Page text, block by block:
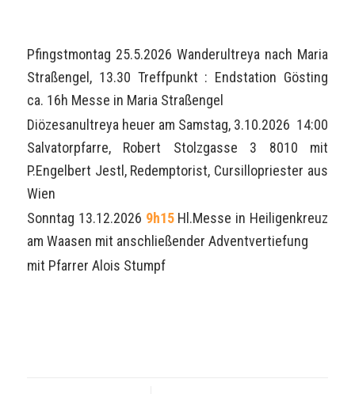
Pfingstmontag 25.5.2026 Wanderultreya nach Maria
Straßengel, 13.30 Treffpunkt : Endstation Gösting
ca. 16h Messe in Maria Straßengel
Diözesanultreya heuer am Samstag, 3.10.2026 14:00
Salvatorpfarre, Robert Stolzgasse 3 8010 mit
P.Engelbert Jestl, Redemptorist, Cursillopriester aus
Wien
Sonntag 13.12.2026 9h15Hl.Messe in Heiligenkreuz
am Waasen mit anschließender Adventvertiefung
mit Pfarrer Alois Stumpf